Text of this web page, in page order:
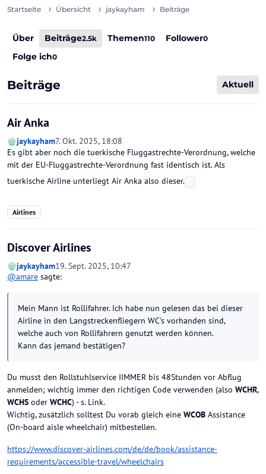
Startseite Übersicht jaykayham Beiträge
Über Beiträge2.5k Themen110 Follower0
Folge ich0
Beiträge Aktuell
Air Anka
jaykayham7. Okt. 2025, 18:08
Es gibt aber noch die tuerkische Fluggastrechte-Verordnung, welche
mit der EU-Fluggastrechte-Verordnung fast identisch ist. Als
tuerkische Airline unterliegt Air Anka also dieser.
Airlines
Discover Airlines
jaykayham19. Sept. 2025, 10:47
@amare sagte:
Mein Mann ist Rollifahrer. Ich habe nun gelesen das bei dieser
Airline in den Langstreckenfliegern WC's vorhanden sind,
welche auch von Rollifahrern genutzt werden können.
Kann das jemand bestätigen?
Du musst den Rollstuhlservice IIMMER bis 48Stunden vor Abflug
anmelden; wichtig immer den richtigen Code verwenden (also WCHR,
WCHS oder WCHC) - s. Link.
Wichtig, zusätzlich solltest Du vorab gleich eine WCOB Assistance
(On-board aisle wheelchair) mitbestellen.
https://www.discover-airlines.com/de/de/book/assistance-
requirements/accessible-travel/wheelchairs